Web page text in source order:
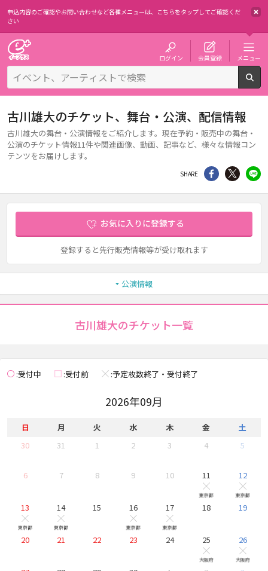
申込内容のご確認やお問い合わせなど各種メニューは、 こちらをタップしてご確認くだ
さい
ログイン 会員登録 メニュー
古川雄大のチケット、舞台・公演、配信情報
古川雄大の舞台・公演情報をご紹介します。現在予約・販売中の舞台・
公演のチケット情報11件や関連画像、動画、記事など、様々な情報コン
テンツをお届けします。
SHARE シェア Twitter
お気に入りに登録する
登録すると先行販売情報等が受け取れます
公演情報
古川雄大のチケット一覧
◯受付中 □受付前 ×
予定枚数終了・受付終了
2026年09月
日 月 火 水 木 金
土
30
31 1 2 3 4 5
6 7 8 9 10 11
東京都
他 公演
12
東京都
13
東京都
他 公演
14
東京都
15 16
東京都
他 公演
17
東京都
18 19
20 21 22 23 24 25
大阪府
他 公演
26
大阪府